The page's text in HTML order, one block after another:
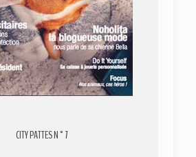
CITY PATTES N°7